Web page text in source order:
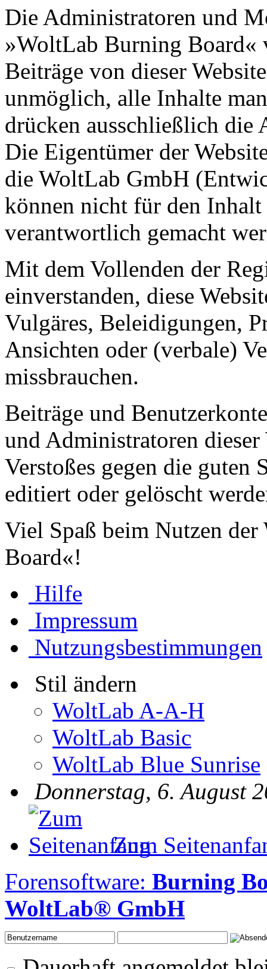
Die Administratoren und
»WoltLab Burning Board«
Beiträge von dieser
unmöglich, alle Inhalte
drücken ausschließlich die
Die Eigentümer der
die WoltLab GmbH
können nicht für den
verantwortlich gemacht
Mit dem Vollenden der
einverstanden, diese
Vulgäres, Beleidigungen,
Ansichten oder (verbale)
missbrauchen.
Beiträge und
und Administratoren dieser
Verstoßes gegen die guten
editiert oder gelöscht
Viel Spaß beim Nutzen
Board«!
Hilfe
Impressum
Nutzungsbestimmungen
Stil ändern
WoltLab A-A-H
WoltLab Basic
WoltLab Blue Sunrise
Donnerstag, 6. August
Zum
Forensoftware: Burning
WoltLab® GmbH